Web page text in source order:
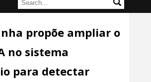
propõe ampliar o
no sistema
para detectar